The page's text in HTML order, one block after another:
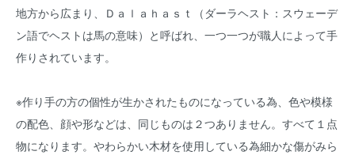
地方から広まり、Ｄａｌａｈａｓｔ（ダーラヘスト：スウェーデ
ン語でヘストは馬の意味）と呼ばれ、一つ一つが職人によって手
作りされています。
※作り手の方の個性が生かされたものになっている為、色や模様
の配色、顔や形などは、同じものは２つありません。すべて１点
物になります。やわらかい木材を使用している為細かな傷がみら